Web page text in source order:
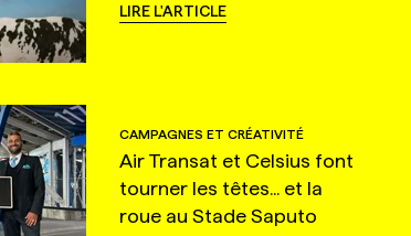
LIRE L'ARTICLE
CAMPAGNES ET CRÉATIVITÉ
Air Transat et Celsius font
tourner les têtes... et la
roue au Stade Saputo